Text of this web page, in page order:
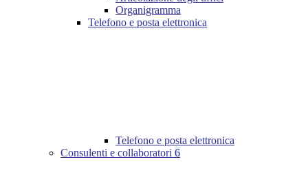
Organigramma
Telefono e posta elettronica
Telefono e posta elettronica
Consulenti e collaboratori 6